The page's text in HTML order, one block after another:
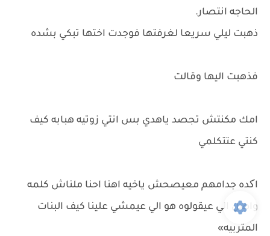
الحاجه انتصار.
ذهبت ليلي سريعا لغرفتها فوجدت اختها تبكي بشده
فذهبت اليها وقالت
امك مكنتش تجصد ياهدي بس انتي زوتيه هبابه كيف
كنتي عتتكلمي
اکده جدامهم معيصحش ياخيه اهنا احنا ملناش كلمه
واصل الي عيقولوه هو الي عيمشي علينا كيف البنات
المتربيه»